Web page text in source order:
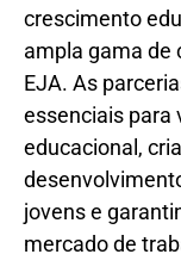
crescimento
ampla gama de
EJA. As
essenciais para
educacional,
jovens e
mercado de